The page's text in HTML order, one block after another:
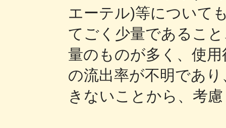
エーテル)等について
てごく少量であるこ
量のものが多く、使
の流出率が不明であ
きないことから、考